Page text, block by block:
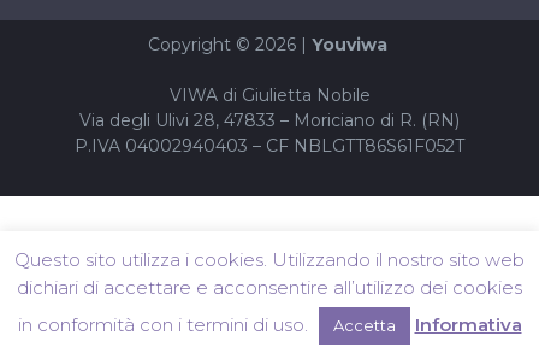
Copyright © 2026 | Youviwa
VIWA di Giulietta Nobile
Via degli Ulivi 28, 47833 – Moriciano di R. (RN)
P.IVA 04002940403 – CF NBLGTT86S61F052T
Questo sito utilizza i cookies. Utilizzando il nostro sito web
dichiari di accettare e acconsentire all’utilizzo dei cookies
in conformità con i termini di uso.
Accetta Informativa